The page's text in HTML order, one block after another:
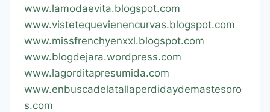
www.lamodaevita.blogspot.com
www.vistetequevienencurvas.blogspot.com
www.missfrenchyenxxl.blogspot.com
www.blogdejara.wordpress.com
www.lagorditapresumida.com
www.enbuscadelatallaperdidaydemastesoro
s.com